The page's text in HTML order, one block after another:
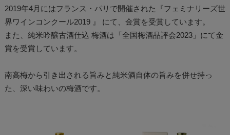
2019年4月にはフランス・パリで開催された『フェミナリーズ世
界ワインコンクール2019 』 にて、金賞を受賞しています。
また、純米吟醸古酒仕込 梅酒は「全国梅酒品評会2023」にて金
賞を受賞しています。
南高梅から引き出される旨みと純米酒自体の旨みを併せ持っ
た、深い味わいの梅酒です。